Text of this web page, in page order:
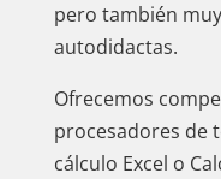
pero también
autodidactas.
Ofrecemos
procesadores de
cálculo Excel o